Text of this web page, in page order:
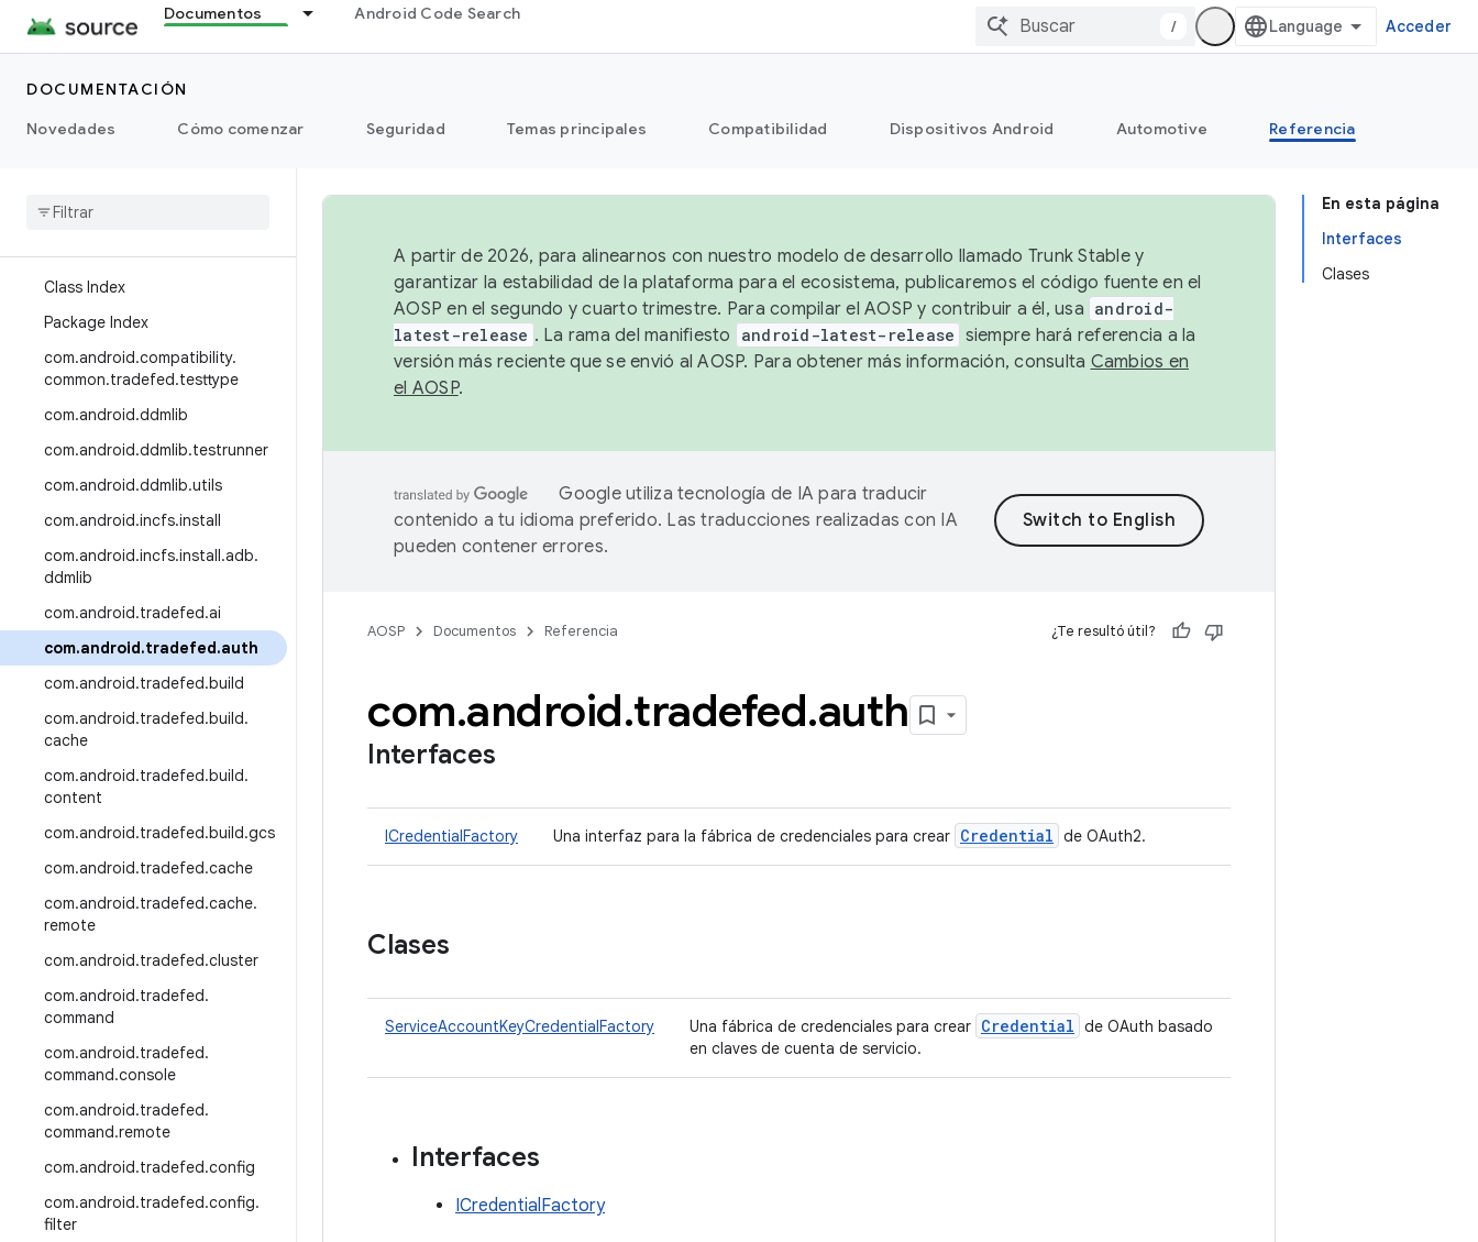
Documentos Android Code Search
/ Acceder
DOCUMENTACIÓN
Novedades
Cómo comenzar Seguridad Temas principales Compatibilidad Dispositivos Android Automotive Referencia
HIDL
Trade Federation
Class Index
Package Index
com.android.compatibility.
common.tradefed.testtype
com.android.ddmlib
com.android.ddmlib.testrunner
com.android.ddmlib.utils
com.android.incfs.install
com.android.incfs.install.adb.
ddmlib
com.android.tradefed.ai
com.android.tradefed.auth
com.android.tradefed.build
com.android.tradefed.build.
cache
com.android.tradefed.build.
content
com.android.tradefed.build.gcs
com.android.tradefed.cache
com.android.tradefed.cache.
remote
com.android.tradefed.cluster
com.android.tradefed.
command
com.android.tradefed.
command.console
com.android.tradefed.
command.remote
com.android.tradefed.config
com.android.tradefed.config.
filter
En esta página
Interfaces
Clases
A partir de 2026, para alinearnos con nuestro modelo de desarrollo llamado Trunk Stable y
garantizar la estabilidad de la plataforma para el ecosistema, publicaremos el código fuente en el
AOSP en el segundo y cuarto trimestre. Para compilar el AOSP y contribuir a él, usa android-
latest-release . La rama del manifiesto android-latest-release siempre hará referencia a la
versión más reciente que se envió al AOSP. Para obtener más información, consulta Cambios en
el AOSP.
Google utiliza tecnología de IA para traducir
contenido a tu idioma preferido. Las traducciones realizadas con IA
pueden contener errores.
AOSP Documentos Referencia ¿Te resultó útil?
com.android.tradefed.auth
Interfaces
ICredentialFactory Una interfaz para la fábrica de credenciales para crear Credential de OAuth2.
Clases
ServiceAccountKeyCredentialFactory Una fábrica de credenciales para crear Credential de OAuth basado
en claves de cuenta de servicio.
Interfaces
ICredentialFactory